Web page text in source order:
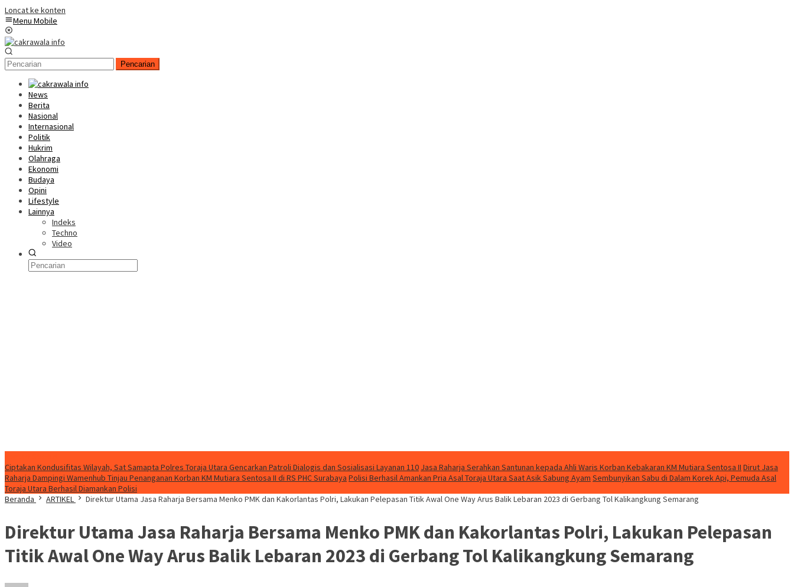
Loncat ke konten
Menu Mobile
Pencarian
News
Berita
Nasional
Internasional
Politik
Hukrim
Olahraga
Ekonomi
Budaya
Opini
Lifestyle
Lainnya
Indeks
Techno
Video
Ciptakan Kondusifitas Wilayah, Sat Samapta Polres Toraja Utara Gencarkan Patroli Dialogis dan Sosialisasi Layanan 110 Jasa Raharja Serahkan Santunan kepada Ahli Waris Korban Kebakaran KM Mutiara Sentosa II Dirut Jasa
Raharja Dampingi Wamenhub Tinjau Penanganan Korban KM Mutiara Sentosa II di RS PHC Surabaya Polisi Berhasil Amankan Pria Asal Toraja Utara Saat Asik Sabung Ayam Sembunyikan Sabu di Dalam Korek Api, Pemuda Asal
Toraja Utara Berhasil Diamankan Polisi
Beranda
ARTIKEL Direktur Utama Jasa Raharja Bersama Menko PMK dan Kakorlantas Polri, Lakukan Pelepasan Titik Awal One Way Arus Balik Lebaran 2023 di Gerbang Tol Kalikangkung Semarang
Direktur Utama Jasa Raharja Bersama Menko PMK dan Kakorlantas Polri, Lakukan Pelepasan
Titik Awal One Way Arus Balik Lebaran 2023 di Gerbang Tol Kalikangkung Semarang